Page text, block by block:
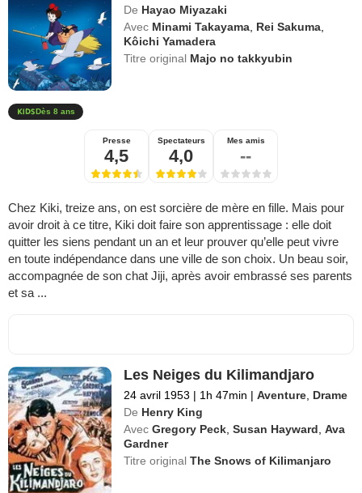
De Hayao Miyazaki
Avec Minami Takayama Rei Sakuma
Kôichi Yamadera
Titre original Majo no takkyubin
Dès 8 ans
Presse
4,5
Spectateurs
4,0
Mes amis
--
Chez Kiki, treize ans, on est sorcière de mère en fille. Mais pour
avoir droit à ce titre, Kiki doit faire son apprentissage : elle doit
quitter les siens pendant un an et leur prouver qu’elle peut vivre
en toute indépendance dans une ville de son choix. Un beau soir,
accompagnée de son chat Jiji, après avoir embrassé ses parents
et sa ...
Les Neiges du Kilimandjaro
24 avril 1953 | 1h 47min | Aventure Drame
De Henry King
Avec Gregory Peck ,Susan Hayward ,Ava
Gardner
Titre originalThe Snows of Kilimanjaro